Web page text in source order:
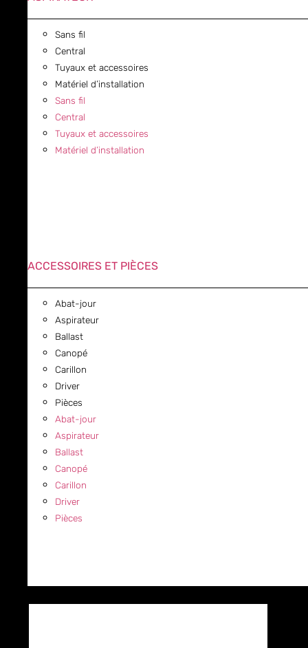
Sans fil
Central
Tuyaux et accessoires
Matériel d’installation
Sans fil
Central
Tuyaux et accessoires
Matériel d’installation
ACCESSOIRES ET PIÈCES
Abat-jour
Aspirateur
Ballast
Canopé
Carillon
Driver
Pièces
Abat-jour
Aspirateur
Ballast
Canopé
Carillon
Driver
Pièces